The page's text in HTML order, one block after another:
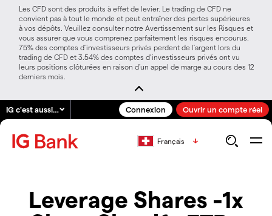
Les CFD sont des produits à effet de levier. Le trading de CFD ne
convient pas à tout le monde et peut entraîner des pertes supérieures
à vos dépôts. Veuillez consulter notre Avertissement sur les Risques et
vous assurer que vous comprenez parfaitement les risques encourus.
75% des comptes d’investisseurs privés perdent de l’argent lors du
trading de CFD et 3.54% des comptes d’investisseurs privés ont vu
leurs positions clôturées en raison d’un appel de marge au cours des 12
derniers mois.
IG c'est aussi… Connexion Ouvrir un compte réel
Français
Leverage Shares -1x